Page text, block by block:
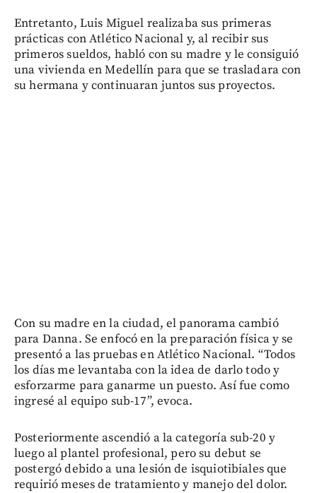
Entretanto, Luis Miguel realizaba sus primeras
prácticas con Atlético Nacional y, al recibir sus
primeros sueldos, habló con su madre y le consiguió
una vivienda en Medellín para que se trasladara con
su hermana y continuaran juntos sus proyectos.
Con su madre en la ciudad, el panorama cambió
para Danna. Se enfocó en la preparación física y se
presentó a las pruebas en Atlético Nacional. “Todos
los días me levantaba con la idea de darlo todo y
esforzarme para ganarme un puesto. Así fue como
ingresé al equipo sub-17”, evoca.
Posteriormente ascendió a la categoría sub-20 y
luego al plantel profesional, pero su debut se
postergó debido a una lesión de isquiotibiales que
requirió meses de tratamiento y manejo del dolor.